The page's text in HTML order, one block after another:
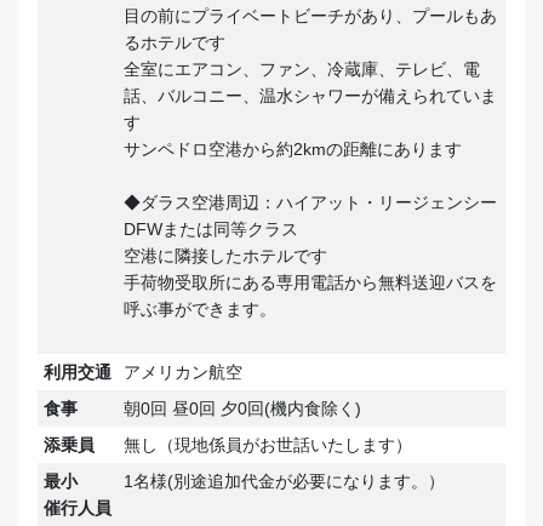
目の前にプライベートビーチがあり、プールもあ
るホテルです
全室にエアコン、ファン、冷蔵庫、テレビ、電
話、バルコニー、温水シャワーが備えられていま
す
サンペドロ空港から約2kmの距離にあります
◆ダラス空港周辺：ハイアット・リージェンシー
DFWまたは同等クラス
空港に隣接したホテルです
手荷物受取所にある専用電話から無料送迎バスを
呼ぶ事ができます。
利用交通
アメリカン航空
食事
朝0回 昼0回 夕0回(機内食除く)
添乗員
無し（現地係員がお世話いたします）
最小
催行人員
1名様(別途追加代金が必要になります。）